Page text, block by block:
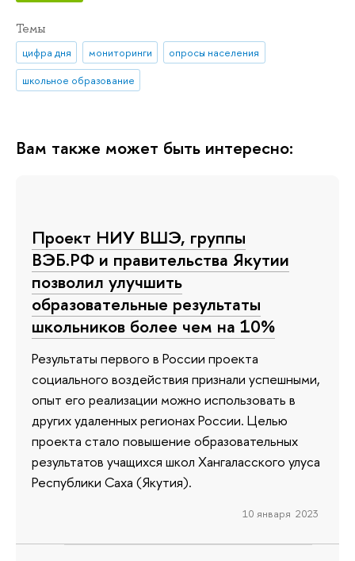
Темы
цифра дня мониторинги
опросы населения
школьное образование
Вам также может быть интересно:
Проект НИУ ВШЭ, группы
ВЭБ.РФ и правительства Якутии
позволил улучшить
образовательные результаты
школьников более чем на 10%
Результаты первого в России проекта
социального воздействия признали успешными,
опыт его реализации можно использовать в
других удаленных регионах России. Целью
проекта стало повышение образовательных
результатов учащихся школ Хангаласского улуса
Республики Саха (Якутия).
10 января 2023